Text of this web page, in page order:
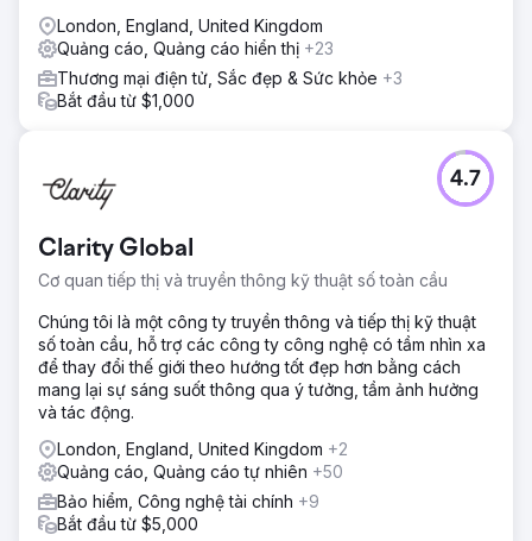
London, England, United Kingdom
Quảng cáo, Quảng cáo hiển thị +23
Thương mại điện tử, Sắc đẹp & Sức khỏe +3
Bắt đầu từ $1,000
Clarity Global
Cơ quan tiếp thị và truyền thông kỹ thuật số toàn cầu
4.7
Chúng tôi là một công ty truyền thông và tiếp thị kỹ thuật
số toàn cầu, hỗ trợ các công ty công nghệ có tầm nhìn xa
để thay đổi thế giới theo hướng tốt đẹp hơn bằng cách
mang lại sự sáng suốt thông qua ý tưởng, tầm ảnh hưởng
và tác động.
London, England, United Kingdom +2
Quảng cáo, Quảng cáo tự nhiên +50
Bảo hiểm, Công nghệ tài chính +9
Bắt đầu từ $5,000